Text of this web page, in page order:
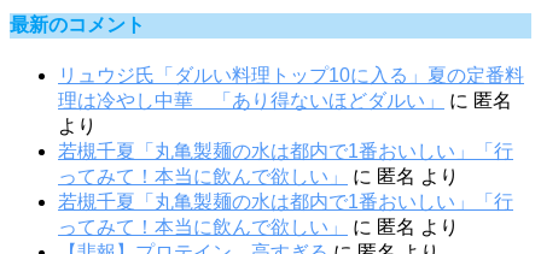
最新のコメント
リュウジ氏「ダルい料理トップ10に入る」夏の定番料
理は冷やし中華 「あり得ないほどダルい」
に 匿名
より
若槻千夏「丸亀製麺の水は都内で1番おいしい」「行
ってみて！本当に飲んで欲しい」
に 匿名 より
若槻千夏「丸亀製麺の水は都内で1番おいしい」「行
ってみて！本当に飲んで欲しい」
に 匿名 より